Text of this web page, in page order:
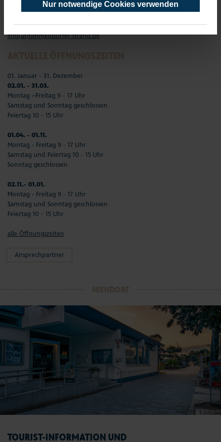
Nur notwendige Cookies verwenden
Telefax: 04503-3585-45
info(at)timmendorfer-strand.de
01. Januar - 31. Dezember
02.01. - 31.03.
Montag –Freitag 9 - 17 Uhr
Samstag und Sonntag geschlossen
Feiertag 10 - 15 Uhr
01.04. - 01.11.
Montag - Freitag 9 - 17 Uhr
Samstag und Feiertag 10 - 15 Uhr
Sonntag geschlossen
02.11.- 01.01.
Montag - Freitag 9 - 17 Uhr
Samstag und Sonntag geschlossen
Feiertag 10 - 15 Uhr
alle Öffnungszeiten
Ansprechpartner
TOURIST-INFORMATION UND